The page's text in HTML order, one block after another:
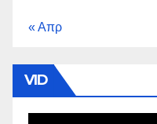
« Απρ
VID